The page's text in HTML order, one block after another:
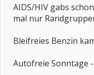
AIDS/HIV gabs
mal nur
Bleifreies Benzin
Autofreie Sonntage